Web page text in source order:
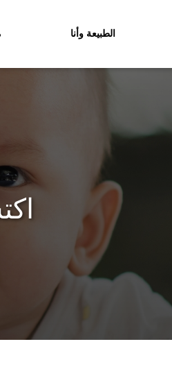
الطبيعة وأنا